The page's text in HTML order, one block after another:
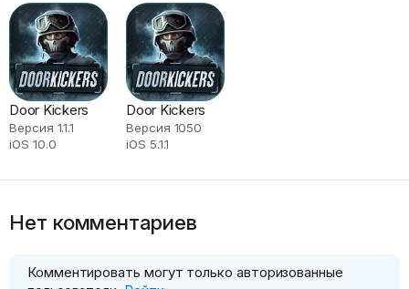
Door Kickers
Версия 1.1.1
iOS 10.0
Door Kickers
Версия 1050
iOS 5.1.1
Нет комментариев
Комментировать могут только авторизованные